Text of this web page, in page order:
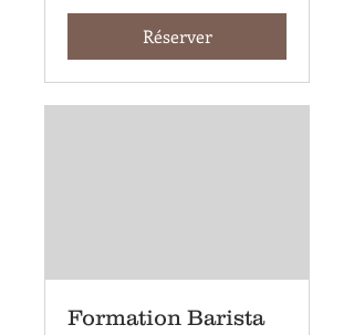
Réserver
Formation Barista